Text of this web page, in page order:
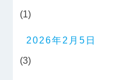
(1)
2026年2月5日
(3)